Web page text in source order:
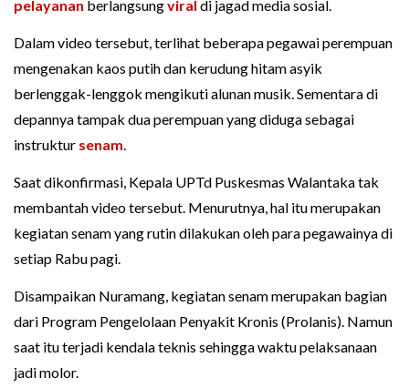
pelayanan berlangsungviral di jagad media sosial.
Dalam video tersebut, terlihat beberapa pegawai perempuan
mengenakan kaos putih dan kerudung hitam asyik
berlenggak-lenggok mengikuti alunan musik. Sementara di
depannya tampak dua perempuan yang diduga sebagai
instruktur senam.
Saat dikonfirmasi, Kepala UPTd Puskesmas Walantaka tak
membantah video tersebut. Menurutnya, hal itu merupakan
kegiatan senam yang rutin dilakukan oleh para pegawainya di
setiap Rabu pagi.
Disampaikan Nuramang, kegiatan senam merupakan bagian
dari Program Pengelolaan Penyakit Kronis (Prolanis). Namun
saat itu terjadi kendala teknis sehingga waktu pelaksanaan
jadi molor.